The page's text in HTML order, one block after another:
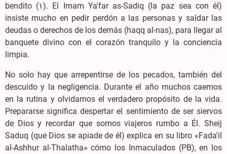
bendito (۱). El Imam Ya'far as-Sadiq (la paz sea con él)
insiste mucho en pedir perdón a las personas y saldar las
deudas o derechos de los demás (haqq al-nas), para llegar al
banquete divino con el corazón tranquilo y la conciencia
limpia.
No solo hay que arrepentirse de los pecados, también del
descuido y la negligencia. Durante el año muchos caemos
en la rutina y olvidamos el verdadero propósito de la vida.
Prepararse significa despertar el sentimiento de ser siervos
de Dios y recordar que somos viajeros rumbo a Él. Sheij
Saduq (que Dios se apiade de él) explica en su libro «Fada'il
al-Ashhur al-Thalatha» cómo los Inmaculados (PB), en los